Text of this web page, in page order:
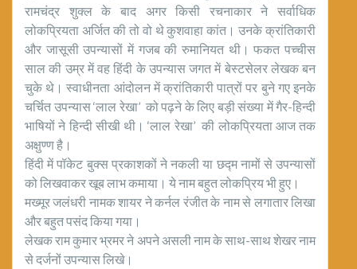
रामचंद्र शुक्ल के बाद अगर किसी रचनाकार ने सर्वाधिक
लोकप्रियता अर्जित की तो वो थे कुशवाहा कांत। उनके क्रांतिकारी
और जासूसी उपन्यासों में गजब की रुमानियत थी। फकत पच्चीस
साल की उम्र में वह हिंदी के उपन्यास जगत में बेस्टसेलर लेखक बन
चुके थे। स्वाधीनता आंदोलन में क्रांतिकारी पात्रों पर बुने गए इनके
चर्चित उपन्यास ‘लाल रेखा’ को पढ़ने के लिए बड़ी संख्या में गैर-हिन्दी
भाषियों ने हिन्दी सीखी थी। ‘लाल रेखा’ की लोकप्रियता आज तक
अक्षुण्ण है।
हिंदी में पॉकेट बुक्स प्रकाशकों ने नकली या छद्म नामों से उपन्यासों
को लिखवाकर खूब लाभ कमाया। ये नाम बहुत लोकप्रिय भी हुए।
मख्मूर जलंधरी नामक शायर ने कर्नल रंजीत के नाम से लगातार लिखा
और बहुत पसंद किया गया।
लेखक राम कुमार भ्रमर ने अपने असली नाम के साथ-साथ शेखर नाम
से दर्जनों उपन्यास लिखे।